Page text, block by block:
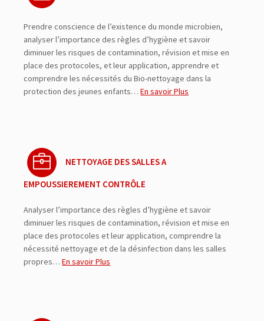
Prendre conscience de l’existence du monde microbien,
analyser l’importance des règles d’hygiène et savoir
diminuer les risques de contamination, révision et mise en
place des protocoles, et leur application, apprendre et
comprendre les nécessités du Bio-nettoyage dans la
protection des jeunes enfants…En savoir Plus
NETTOYAGE DES SALLES A
EMPOUSSIEREMENT CONTRÔLE
Analyser l’importance des règles d’hygiène et savoir
diminuer les risques de contamination, révision et mise en
place des protocoles et leur application, comprendre la
nécessité nettoyage et de la désinfection dans les salles
propres… En savoir Plus